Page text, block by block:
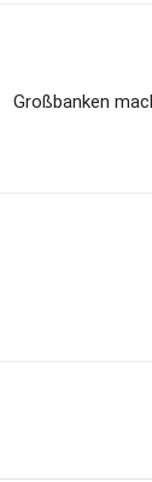
Großbanken